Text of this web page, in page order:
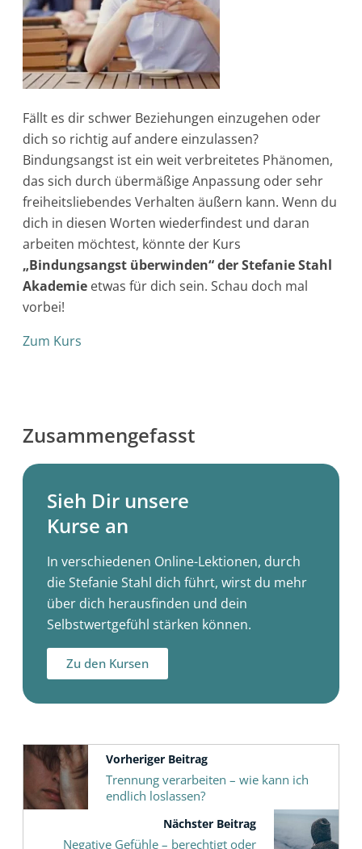
Fällt es dir schwer Beziehungen einzugehen oder
dich so richtig auf andere einzulassen?
Bindungsangst ist ein weit verbreitetes Phänomen,
das sich durch übermäßige Anpassung oder sehr
freiheitsliebendes Verhalten äußern kann. Wenn du
dich in diesen Worten wiederfindest und daran
arbeiten möchtest, könnte der Kurs
„Bindungsangst überwinden“ der Stefanie Stahl
Akademie etwas für dich sein. Schau doch mal
vorbei!
Zum Kurs
Zusammengefasst
Sieh Dir unsere
Kurse an
In verschiedenen Online-Lektionen, durch
die Stefanie Stahl dich führt, wirst du mehr
über dich herausfinden und dein
Selbstwertgefühl stärken können.
Zu den Kursen
Vorheriger Beitrag
Trennung verarbeiten – wie kann ich
endlich loslassen?
Nächster Beitrag
Negative Gefühle – berechtigt oder